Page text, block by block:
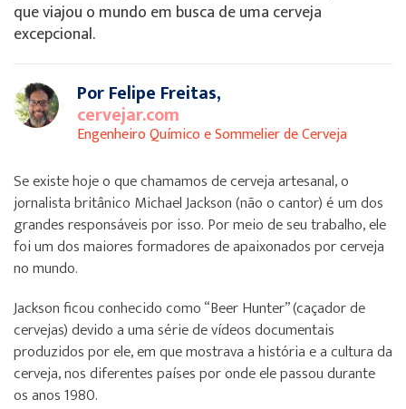
que viajou o mundo em busca de uma cerveja
excepcional.
Por Felipe Freitas,
cervejar.com
Engenheiro Químico e Sommelier de Cerveja
Se existe hoje o que chamamos de cerveja artesanal, o
jornalista britânico Michael Jackson (não o cantor) é um dos
grandes responsáveis por isso. Por meio de seu trabalho, ele
foi um dos maiores formadores de apaixonados por cerveja
no mundo.
Jackson ficou conhecido como “Beer Hunter” (caçador de
cervejas) devido a uma série de vídeos documentais
produzidos por ele, em que mostrava a história e a cultura da
cerveja, nos diferentes países por onde ele passou durante
os anos 1980.